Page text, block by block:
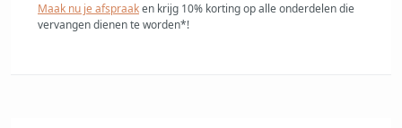
Maak nu je afspraaken krijg 10% korting op alle onderdelen die
vervangen dienen te worden*!